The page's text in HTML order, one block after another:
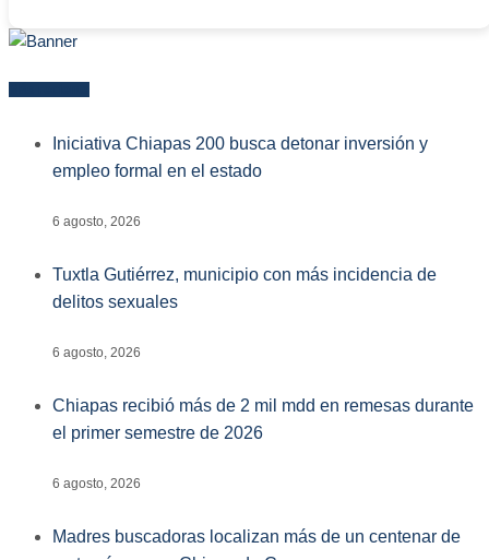
Iniciativa Chiapas 200 busca detonar inversión y
empleo formal en el estado
6 agosto, 2026
Tuxtla Gutiérrez, municipio con más incidencia de
delitos sexuales
6 agosto, 2026
Chiapas recibió más de 2 mil mdd en remesas durante
el primer semestre de 2026
6 agosto, 2026
Madres buscadoras localizan más de un centenar de